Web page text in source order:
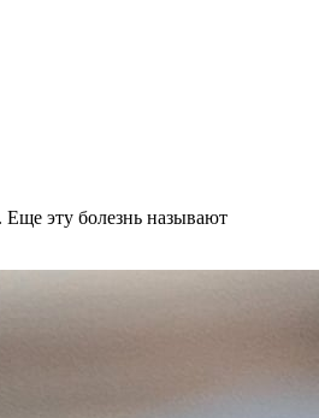
Еще эту болезнь называют